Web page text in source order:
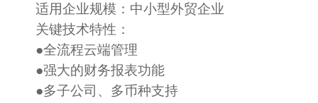
适用企业规模： 中小型外贸企业
关键技术特性：
●全流程云端管理
●强大的财务报表功能
●多子公司、多币种支持